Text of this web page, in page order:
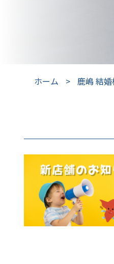
ホーム > 鹿嶋 結